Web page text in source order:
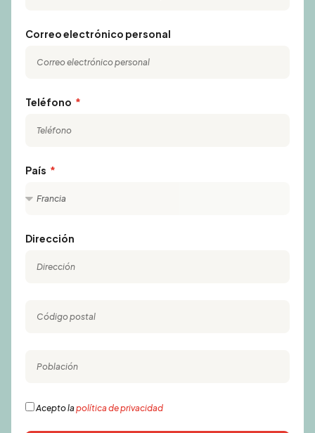
Correo electrónico personal
Teléfono
País
Dirección
Acepto lapolítica de privacidad